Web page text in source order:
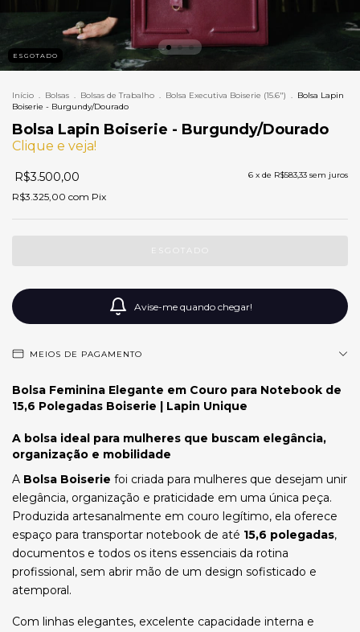
ESGOTADO
Início . Bolsas . Bolsas de Trabalho . Bolsa Executiva Boiserie (15.6") . Bolsa Lapin
Boiserie - Burgundy/Dourado
Bolsa Lapin Boiserie - Burgundy/Dourado
Clique e veja!
R$3.500,00 6 x de R$583,33 sem juros
R$3.325,00 com Pix
Avise-me quando chegar!
MEIOS DE PAGAMENTO
Bolsa Feminina Elegante em Couro para Notebook de
15,6 Polegadas Boiserie | Lapin Unique
A bolsa ideal para mulheres que buscam elegância,
organização e mobilidade
A Bolsa Boiserie foi criada para mulheres que desejam unir
elegância, organização e praticidade em uma única peça.
Produzida artesanalmente em couro legítimo, ela oferece
espaço para transportar notebook de até 15,6 polegadas,
documentos e todos os itens essenciais da rotina
profissional, sem abrir mão de um design sofisticado e
atemporal.
Com linhas elegantes, excelente capacidade interna e